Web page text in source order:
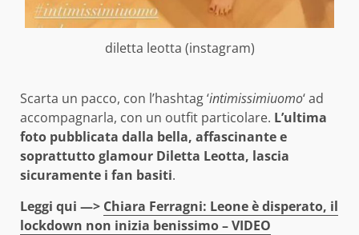
diletta leotta (instagram)
Scarta un pacco, con l’hashtag ‘intimissimiuomo‘ ad
accompagnarla, con un outfit particolare. L’ultima
foto pubblicata dalla bella, affascinante e
soprattutto glamour Diletta Leotta, lascia
sicuramente i fan basiti.
Leggi qui —> Chiara Ferragni: Leone è disperato, il
lockdown non inizia benissimo – VIDEO